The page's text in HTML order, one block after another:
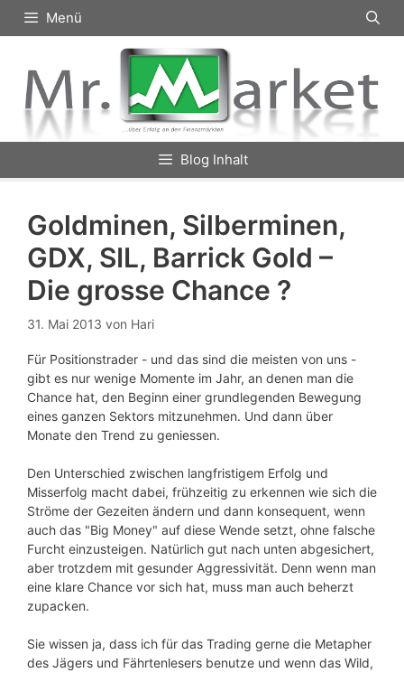
Inhalt
Menü
Blog Inhalt
Goldminen, Silberminen,
GDX, SIL, Barrick Gold –
Die grosse Chance ?
31. Mai 2013 von Hari
Für Positionstrader - und das sind die meisten von uns -
gibt es nur wenige Momente im Jahr, an denen man die
Chance hat, den Beginn einer grundlegenden Bewegung
eines ganzen Sektors mitzunehmen. Und dann über
Monate den Trend zu geniessen.
Den Unterschied zwischen langfristigem Erfolg und
Misserfolg macht dabei, frühzeitig zu erkennen wie sich die
Ströme der Gezeiten ändern und dann konsequent, wenn
auch das "Big Money" auf diese Wende setzt, ohne falsche
Furcht einzusteigen. Natürlich gut nach unten abgesichert,
aber trotzdem mit gesunder Aggressivität. Denn wenn man
eine klare Chance vor sich hat, muss man auch beherzt
zupacken.
Sie wissen ja, dass ich für das Trading gerne die Metapher
des Jägers und Fährtenlesers benutze und wenn das Wild,